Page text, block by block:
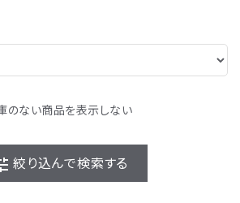
のない商品を表示しない
絞り込んで検索する